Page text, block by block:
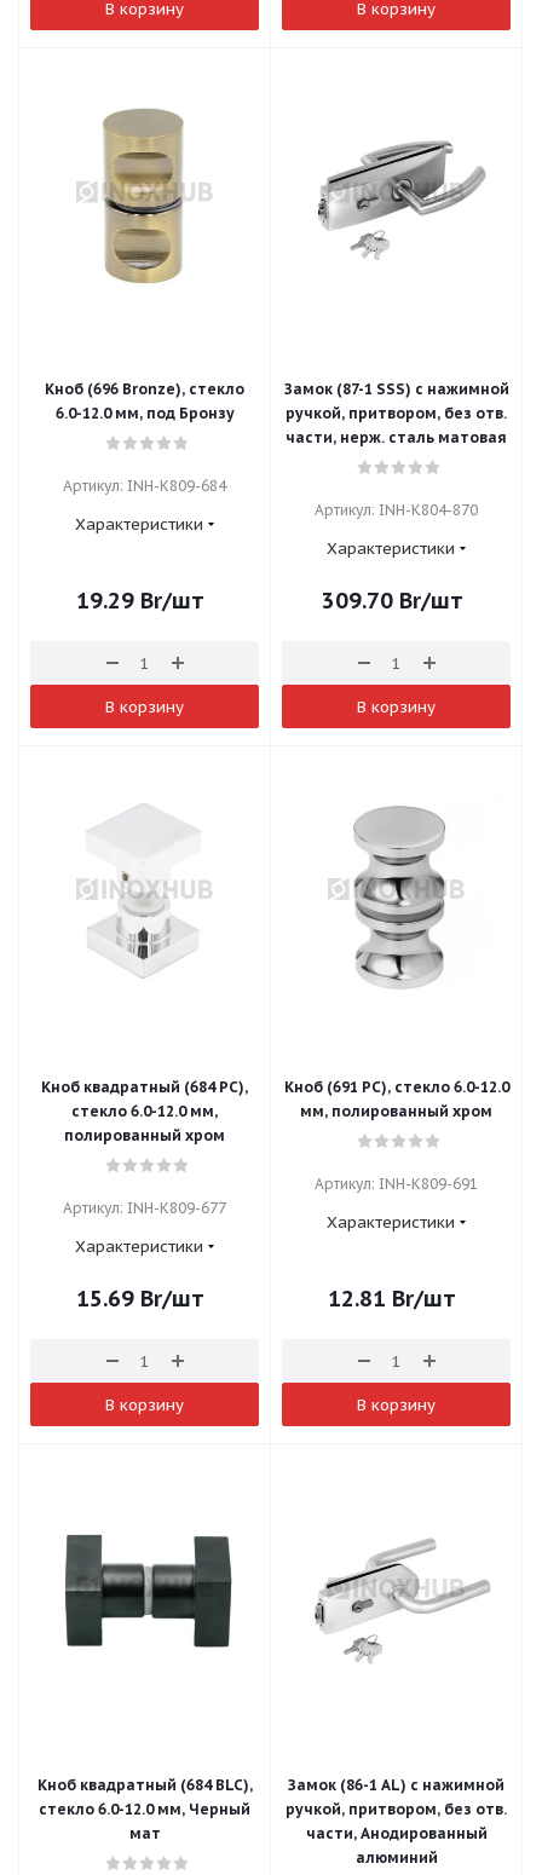
В корзину В корзину
Кноб (696 Bronze), стекло
6.0-12.0 мм, под Бронзу
Артикул: INH-K809-684
Характеристики
19.29 Br/шт
В корзину
Замок (87-1 SSS) с нажимной
ручкой, притвором, без отв.
части, нерж. сталь матовая
Артикул: INH-K804-870
Характеристики
309.70Br/шт
В корзину
Кноб квадратный (684 PC),
стекло 6.0-12.0 мм,
полированный хром
Артикул: INH-K809-677
Характеристики
15.69 Br/шт
В корзину
Кноб (691 PC), стекло 6.0-12.0
мм, полированный хром
Артикул: INH-K809-691
Характеристики
12.81 Br/шт
В корзину
Кноб квадратный (684 BLC),
стекло 6.0-12.0 мм, Черный
мат
Замок (86-1 AL) с нажимной
ручкой, притвором, без отв.
части, Анодированный
алюминий